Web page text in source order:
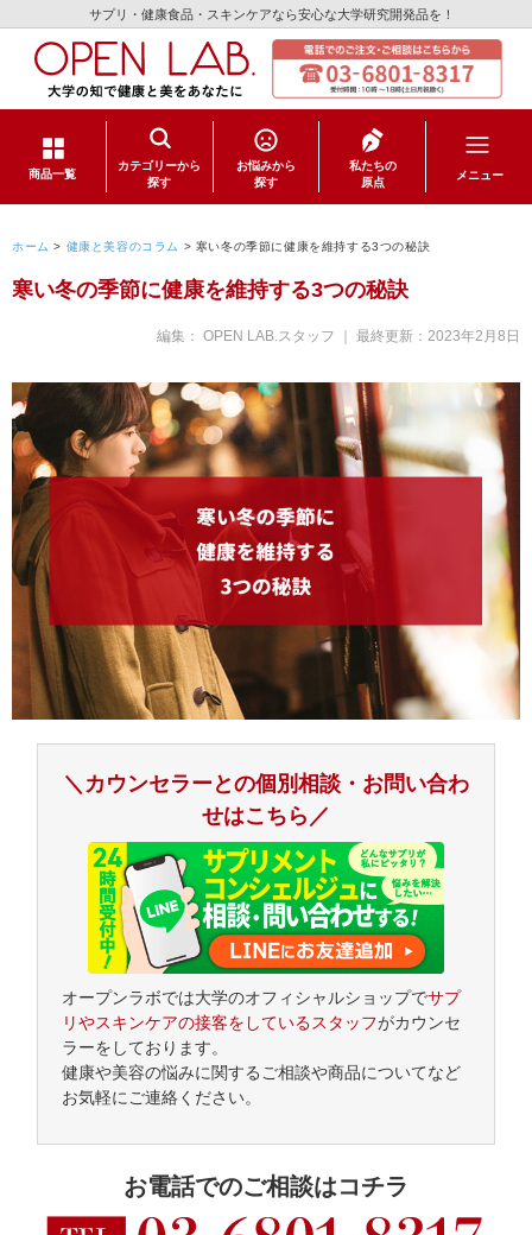
サプリ・健康食品・スキンケアなら安心な大学研究開発品を！
商品一覧
カテゴリーから
探す
健康食品
スキンケア
日用品
お悩みから
探す
私たちの
原点
メニュー
ホーム > 健康と美容のコラム > 寒い冬の季節に健康を維持する3つの秘訣
寒い冬の季節に健康を維持する3つの秘訣
編集： OPEN LAB.スタッフ ｜ 最終更新： 2023年2月8日
＼カウンセラーとの個別相談・お問い合わ
せはこちら／
オープンラボでは大学のオフィシャルショップでサプ
リやスキンケアの接客をしているスタッフがカウンセ
ラーをしております。
健康や美容の悩みに関するご相談や商品についてなど
お気軽にご連絡ください。
お電話でのご相談はコチラ